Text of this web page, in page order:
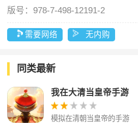
版号： 978-7-498-12191-2
需要网络 无内购
同类最新
我在大清当皇帝手游
模拟在清朝当皇帝的手游